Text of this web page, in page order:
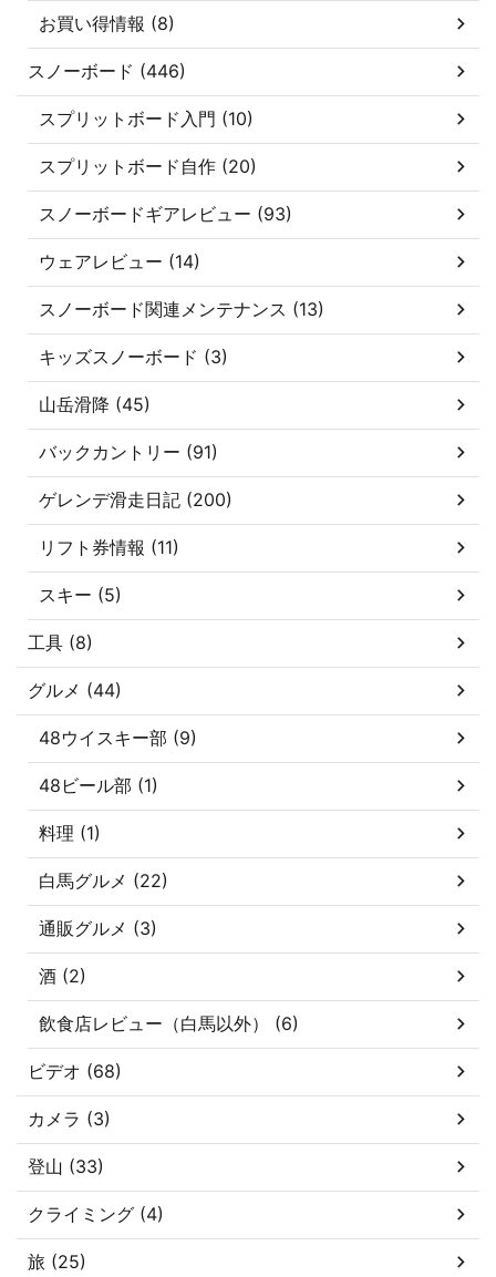
お買い得情報 (8)
スノーボード (446)
スプリットボード入門 (10)
スプリットボード自作 (20)
スノーボードギアレビュー (93)
ウェアレビュー (14)
スノーボード関連メンテナンス (13)
キッズスノーボード (3)
山岳滑降 (45)
バックカントリー (91)
ゲレンデ滑走日記 (200)
リフト券情報 (11)
スキー (5)
工具 (8)
グルメ (44)
48ウイスキー部 (9)
48ビール部 (1)
料理 (1)
白馬グルメ (22)
通販グルメ (3)
酒 (2)
飲食店レビュー（白馬以外） (6)
ビデオ (68)
カメラ (3)
登山 (33)
クライミング (4)
旅 (25)